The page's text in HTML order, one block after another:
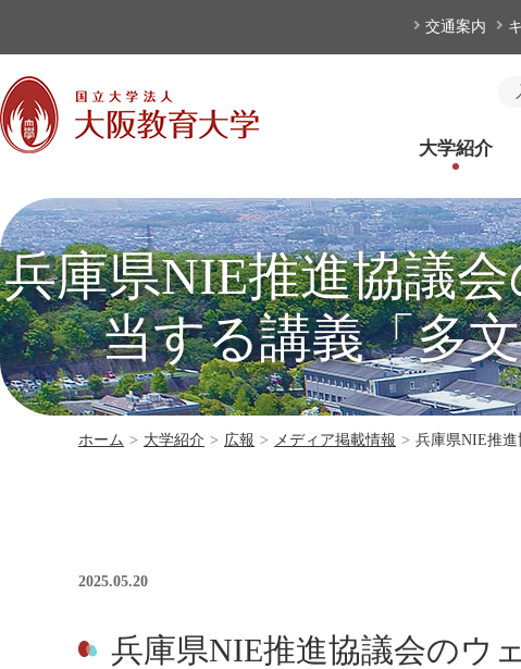
交通案内
大学紹介
兵庫県NIE推進協議
当する講義「多
ホーム > 大学紹介 > 広報 > メディア掲載情報 > 兵庫県NIE推
2025.05.20
兵庫県NIE推進協議会のウ